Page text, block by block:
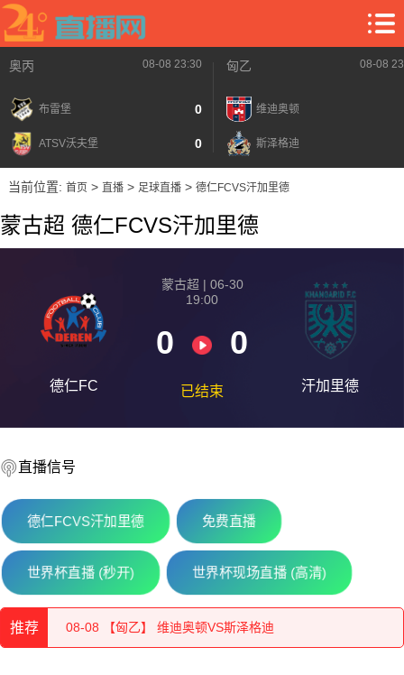
奥丙 08-08 23:30
布雷堡 0
ATSV沃夫堡 0
匈乙 08-08
维迪奥顿
斯泽格迪
当前位置: 首页> 直播> 足球直播> 德仁FCVS汗加里德
蒙古超 德仁FCVS汗加里德
德仁FC
蒙古超 | 06-30
19:00
0 0
已结束 汗加里德
直播信号
德仁FCVS汗加里德 免费直播
世界杯直播 (秒开) 世界杯现场直播 (高清)
推荐
08-08 【奥丙】 布雷堡VSATSV沃夫堡
08-08 【匈乙】 维迪奥顿VS斯泽格迪
08-08 【奥丙】 沃尔夫斯贝格业余队VS克拉根福多瑙河